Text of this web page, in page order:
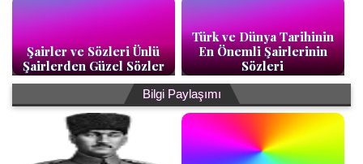
Şairler ve Sözleri Ünlü
Şairlerden Güzel Sözler
Türk ve Dünya Tarihinin
En Önemli Şairlerinin
Sözleri
Bilgi Paylaşımı